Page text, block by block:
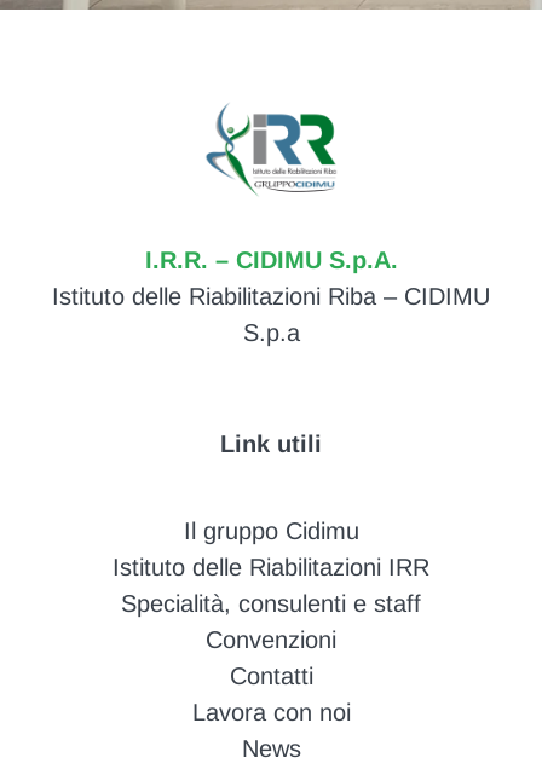
I.R.R. – CIDIMU S.p.A.
Istituto delle Riabilitazioni Riba – CIDIMU
S.p.a
Link utili
Il gruppo Cidimu
Istituto delle Riabilitazioni IRR
Specialità, consulenti e staff
Convenzioni
Contatti
Lavora con noi
News